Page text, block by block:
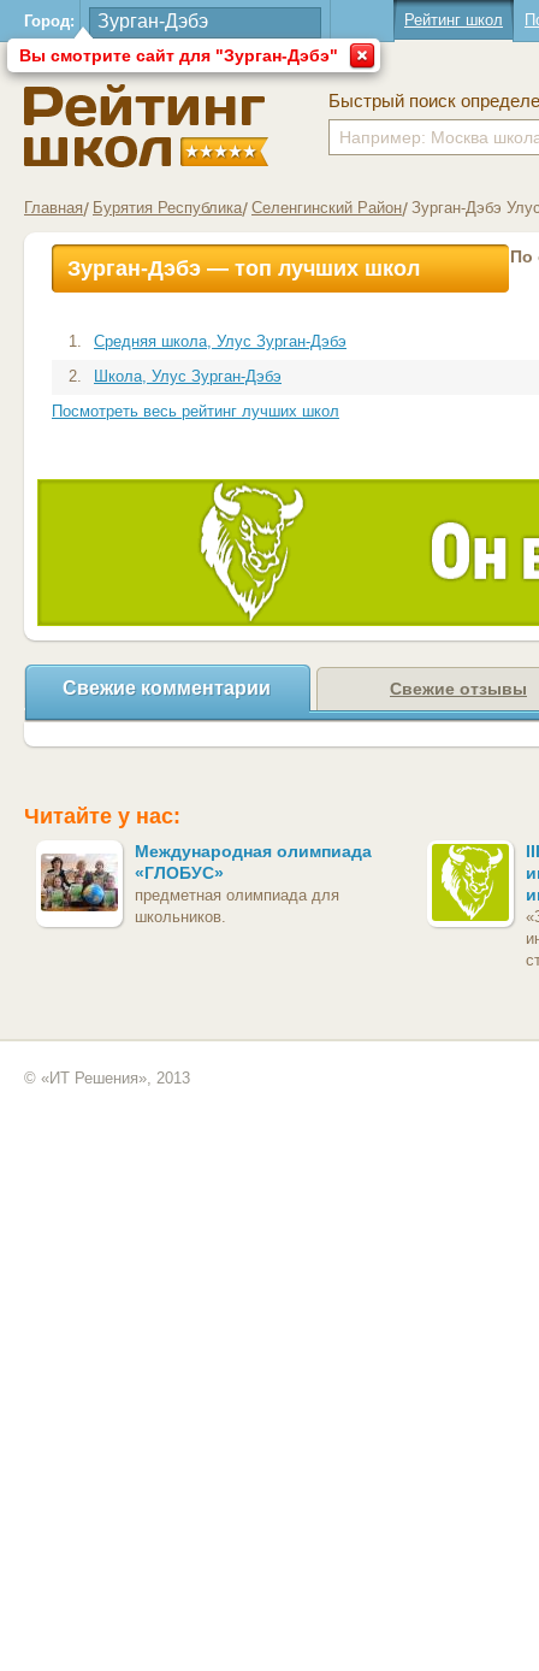
Город:
Вы смотрите сайт для "Зурган-Дэбэ"
Рейтинг школ
Быстрый поиск
Главная Бурятия Республика Селенгинский Район Зурган-Дэбэ
Зурган-Дэбэ — топ лучших школ По
1.
Средняя школа, Улус Зурган-Дэбэ
2.
Школа, Улус Зурган-Дэбэ
Посмотреть весь рейтинг лучших школ
Свежие комментарии Свежие отзывы
Читайте у нас:
Международная олимпиада
«ГЛОБУС»
предметная олимпиада для
школьников.
© «ИТ Решения», 2013